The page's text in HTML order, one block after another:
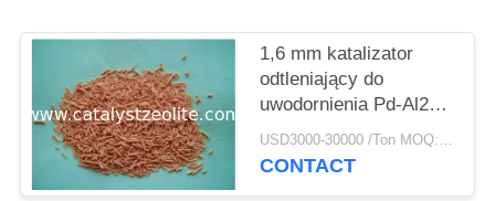
PRIVACY
POLICY
1,6 mm katalizator
odtleniający do
uwodornienia Pd-Al2O3
na bazie palladu
USD3000-30000 /Ton MOQ:1 KG
CONTACT